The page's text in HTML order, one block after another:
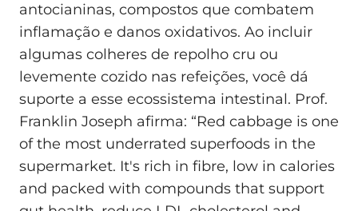
antocianinas, compostos que combatem
inflamação e danos oxidativos. Ao incluir
algumas colheres de repolho cru ou
levemente cozido nas refeições, você dá
suporte a esse ecossistema intestinal. Prof.
Franklin Joseph afirma: “Red cabbage is one
of the most underrated superfoods in the
supermarket. It's rich in fibre, low in calories
and packed with compounds that support